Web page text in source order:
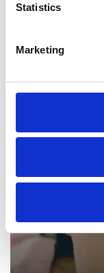
Statistics
Marketing
Mijn